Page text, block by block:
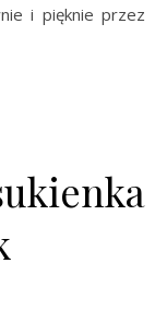
i pięknie przez